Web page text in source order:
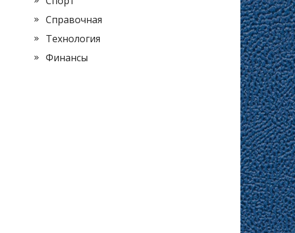
Справочная
Технология
Финансы